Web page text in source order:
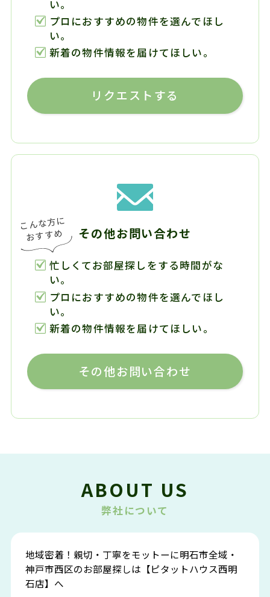
い。
プロにおすすめの物件を選んでほし
い。
新着の物件情報を届けてほしい。
リクエストする
その他お問い合わせ
忙しくてお部屋探しをする時間がな
い。
プロにおすすめの物件を選んでほし
い。
新着の物件情報を届けてほしい。
その他お問い合わせ
ABOUT US
弊社について
地域密着！親切・丁寧をモットーに明石市全域・
神戸市西区のお部屋探しは【ピタットハウス西明
石店】へ